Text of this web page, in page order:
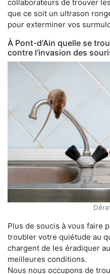
collaborateurs de trouver
que ce soit un ultrason
pour exterminer vos
À Pont-d'Ain quelle se
contre l'invasion des
Plus de soucis à vous faire
troubler votre quiétude au
chargent de les éradiquer
meilleures conditions.
Nous nous occupons de